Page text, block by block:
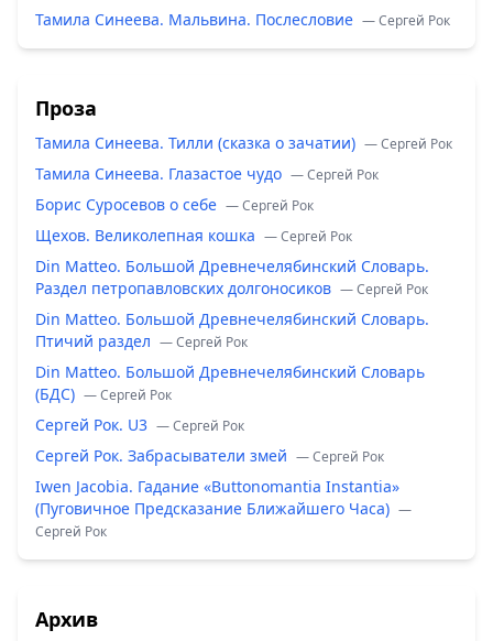
Тамила Синеева. Мальвина. Послесловие — Сергей Рок
Проза
Тамила Синеева. Тилли (сказка о зачатии) — Сергей Рок
Тамила Синеева. Глазастое чудо — Сергей Рок
Борис Суросевов о себе — Сергей Рок
Щехов. Великолепная кошка — Сергей Рок
Din Matteo. Большой Древнечелябинский Словарь.
Раздел петропавловских долгоносиков — Сергей Рок
Din Matteo. Большой Древнечелябинский Словарь.
Птичий раздел — Сергей Рок
Din Matteo. Большой Древнечелябинский Словарь
(БДС) — Сергей Рок
Сергей Рок. U3 — Сергей Рок
Сергей Рок. Забрасыватели змей — Сергей Рок
Iwen Jacobia. Гадание «Buttonomantia Instantia»
(Пуговичное Предсказание Ближайшего Часа) —
Сергей Рок
Архив